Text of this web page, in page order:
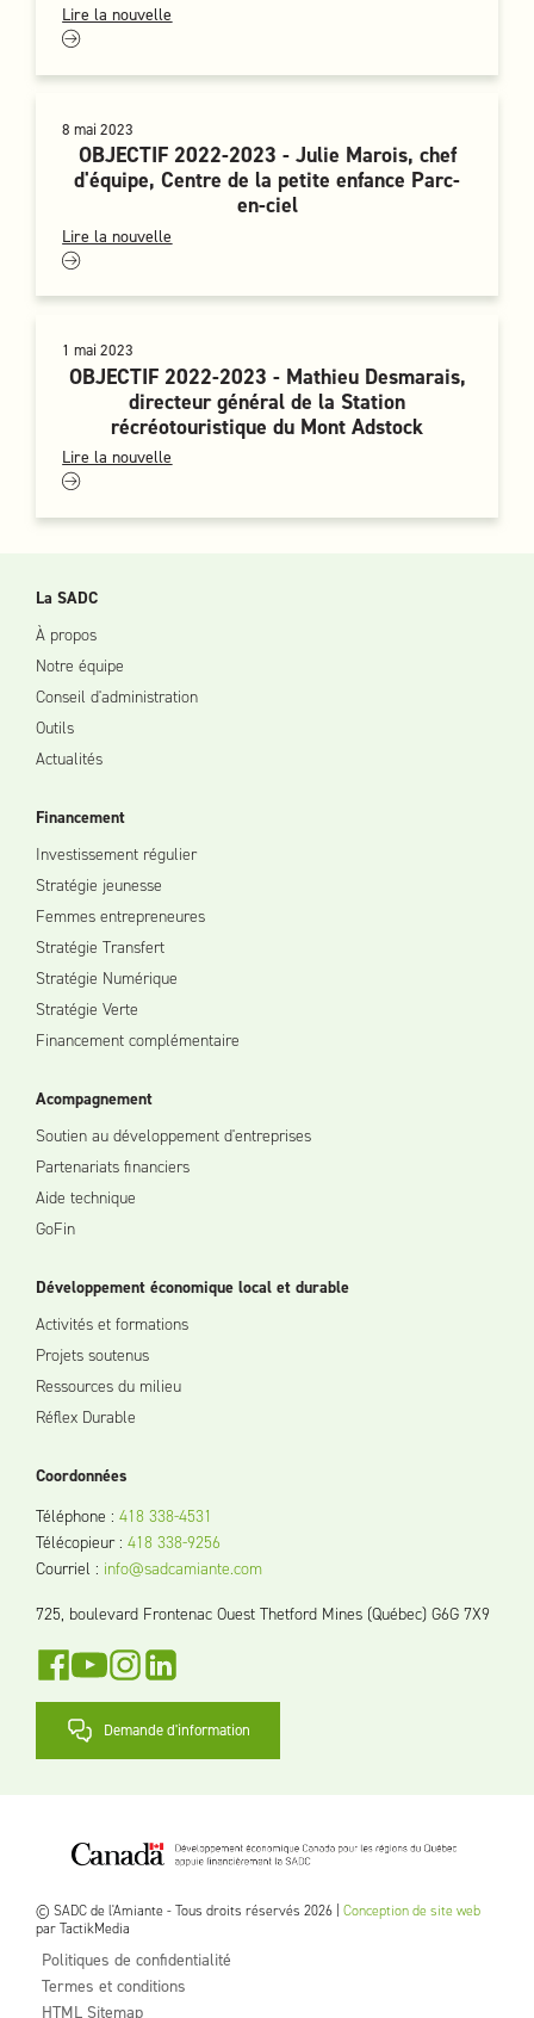
Lire la nouvelle
8 mai 2023
OBJECTIF 2022-2023 - Julie Marois, chef
d'équipe, Centre de la petite enfance Parc-
en-ciel
Lire la nouvelle
1 mai 2023
OBJECTIF 2022-2023 - Mathieu Desmarais,
directeur général de la Station
récréotouristique du Mont Adstock
Lire la nouvelle
La SADC
À propos
Notre équipe
Conseil d'administration
Outils
Actualités
Financement
Investissement régulier
Stratégie jeunesse
Femmes entrepreneures
Stratégie Transfert
Stratégie Numérique
Stratégie Verte
Financement complémentaire
Acompagnement
Soutien au développement d'entreprises
Partenariats financiers
Aide technique
GoFin
Développement économique local et durable
Activités et formations
Projets soutenus
Ressources du milieu
Réflex Durable
Coordonnées
Téléphone : 418 338-4531
Télécopieur: 418 338-9256
Courriel : info@sadcamiante.com
725, boulevard Frontenac Ouest Thetford Mines (Québec) G6G 7X9
Demande d'information
© SADC de l'Amiante - Tous droits réservés 2026 | Conception de site web
par TactikMedia
Politiques de confidentialité
Termes et conditions
HTML Sitemap